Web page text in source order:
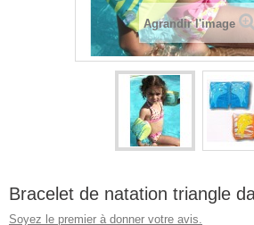
Agrandir l'image
Bracelet de natation triangle
Soyez le premier à donner votre avis.